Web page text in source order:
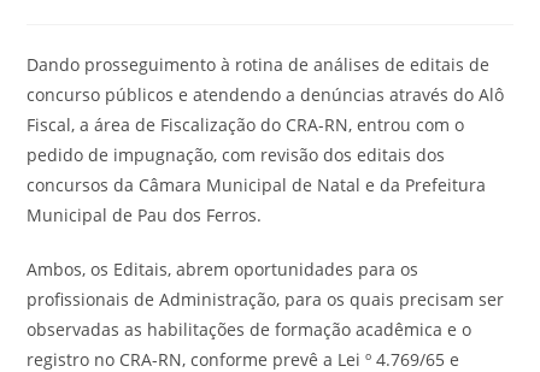
Dando prosseguimento à rotina de análises de editais de
concurso públicos e atendendo a denúncias através do Alô
Fiscal, a área de Fiscalização do CRA-RN, entrou com o
pedido de impugnação, com revisão dos editais dos
concursos da Câmara Municipal de Natal e da Prefeitura
Municipal de Pau dos Ferros.
Ambos, os Editais, abrem oportunidades para os
profissionais de Administração, para os quais precisam ser
observadas as habilitações de formação acadêmica e o
registro no CRA-RN, conforme prevê a Lei º 4.769/65 e